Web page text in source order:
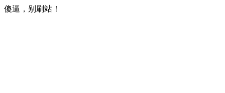
傻逼，别刷站！